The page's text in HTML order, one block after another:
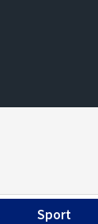
Sport